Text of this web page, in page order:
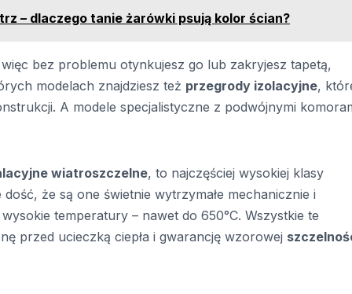
– dlaczego tanie żarówki psują kolor ścian?
bez problemu otynkujesz go lub zakryjesz tapetą,
modelach znajdziesz też przegrody izolacyjne,
A modele specjalistyczne z podwójnymi
wiatroszczelne, to najczęściej wysokiej klasy
dość, że są one świetnie wytrzymałe mechanicznie i
temperatury – nawet do 650°C. Wszystkie te
przed ucieczką ciepła i gwarancję wzorowej